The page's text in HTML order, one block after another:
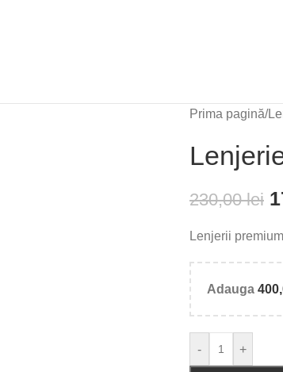
Prima pagină/
230,00lei
Lenjerii
Adauga
- +